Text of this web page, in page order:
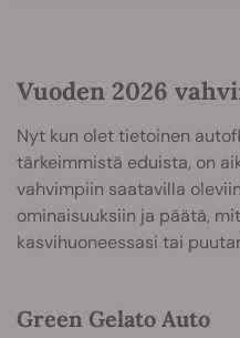
Vuoden 2026
Nyt kun olet tietoinen
tärkeimmistä eduista, on
vahvimpiin saatavilla
ominaisuuksiin ja päätä,
kasvihuoneessasi tai
Green Gelato Auto